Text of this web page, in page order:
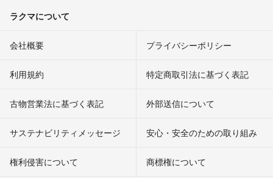
ラクマについて
会社概要 プライバシーポリシー
利用規約 特定商取引法に基づく表記
古物営業法に基づく表記 外部送信について
サステナビリティメッセージ 安心・安全のための取り組み
権利侵害について
商標権について